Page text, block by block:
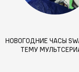
НОВОГОДНИЕ ЧАСЫ
ТЕМУ